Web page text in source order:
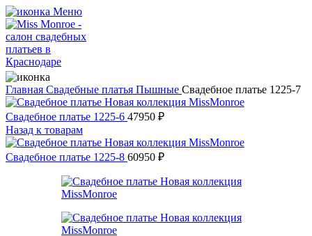
Меню
Главная Свадебные платья Пышные Свадебное платье 1225-7
Свадебное платье 1225-6 47950 ₽
Назад к товарам
Свадебное платье 1225-8 60950 ₽